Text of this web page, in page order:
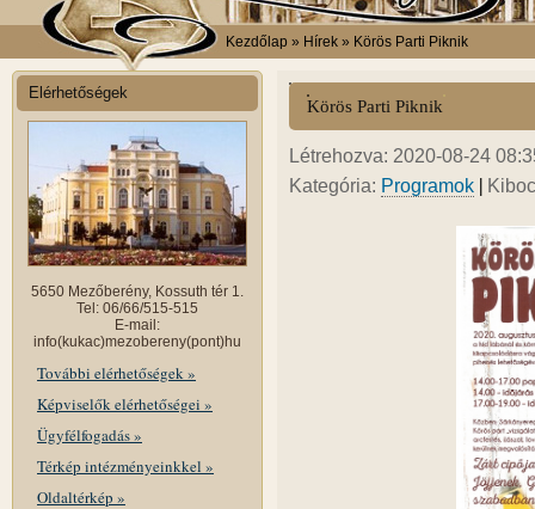
Kezdőlap » Hírek » Körös Parti Piknik
Elérhetőségek
5650 Mezőberény, Kossuth tér 1.
Tel: 06/66/515-515
E-mail:
info(kukac)mezobereny(pont)hu
További elérhetőségek »
Képviselők elérhetőségei »
Ügyfélfogadás »
Térkép intézményeinkkel »
Oldaltérkép »
Körös Parti Piknik
Létrehozva: 2020-08-24
Kategória: Programok |